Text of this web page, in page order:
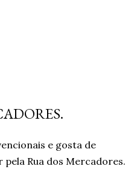
e gosta de
Rua dos Mercadores.